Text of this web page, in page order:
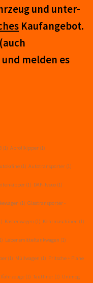
und un­ter­
Kauf­an­ge­bot.
mel­den es
(1) Abrollkipper (1)
(1) Autotransporter (1)
(1) DAF- Iveco (1)
(1) Glastransporter -
Kastenwagen (1) Kehrmaschinen (1)
Lebensmitteltankwagen (1)
(1) Müllwagen (1) Pritsche + Plane
(1) Tautliner (1) Unimog